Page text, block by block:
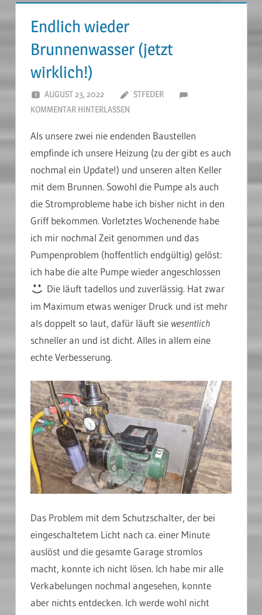
Endlich wieder
Brunnenwasser (jetzt
wirklich!)
AUGUST 23, 2022
STFEDER
KOMMENTAR HINTERLASSEN
Als unsere zwei nie endenden Baustellen
empfinde ich unsere Heizung (zu der gibt es auch
nochmal ein Update!) und unseren alten Keller
mit dem Brunnen. Sowohl die Pumpe als auch
die Stromprobleme habe ich bisher nicht in den
Griff bekommen. Vorletztes Wochenende habe
ich mir nochmal Zeit genommen und das
Pumpenproblem (hoffentlich endgültig) gelöst:
ich habe die alte Pumpe wieder angeschlossen
Die läuft tadellos und zuverlässig. Hat zwar
im Maximum etwas weniger Druck und ist mehr
als doppelt so laut, dafür läuft sie wesentlich
schneller an und ist dicht. Alles in allem eine
echte Verbesserung.
Das Problem mit dem Schutzschalter, der bei
eingeschaltetem Licht nach ca. einer Minute
auslöst und die gesamte Garage stromlos
macht, konnte ich nicht lösen. Ich habe mir alle
Verkabelungen nochmal angesehen, konnte
aber nichts entdecken. Ich werde wohl nicht